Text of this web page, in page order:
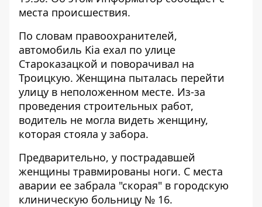
места происшествия.
По словам правоохранителей,
автомобиль Kia ехал по улице
Староказацкой и поворачивал на
Троицкую. Женщина пыталась перейти
улицу в неположенном месте. Из-за
проведения строительных работ,
водитель не могла видеть женщину,
которая стояла у забора.
Предварительно, у пострадавшей
женщины травмированы ноги. С места
аварии ее забрала "скорая" в городскую
клиническую больницу № 16.